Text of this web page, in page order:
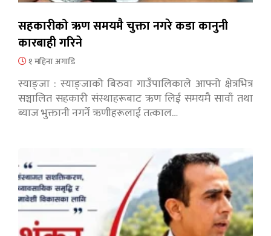
सहकारीको ऋण समयमै चुक्ता नगरे कडा कानुनी
कारबाही गरिने
१ महिना अगाडि
स्याङ्जा : स्याङ्जाको बिरुवा गाउँपालिकाले आफ्नो क्षेत्रभित्र
सञ्चालित सहकारी संस्थाहरूबाट ऋण लिई समयमै सावाँ तथा
ब्याज भुक्तानी नगर्ने ऋणीहरूलाई तत्काल…